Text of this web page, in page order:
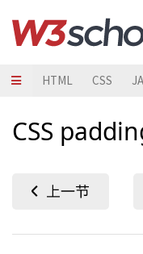
HTML CSS
CSS